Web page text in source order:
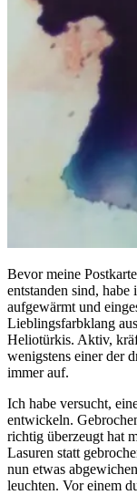
Bevor meine
entstanden sind,
aufgewärmt und
Lieblingsfarbklang
Heliotürkis. Aktiv,
wenigstens einer der
immer auf.
Ich habe versucht,
entwickeln.
richtig überzeugt hat
Lasuren statt
nun etwas
leuchten. Vor einem